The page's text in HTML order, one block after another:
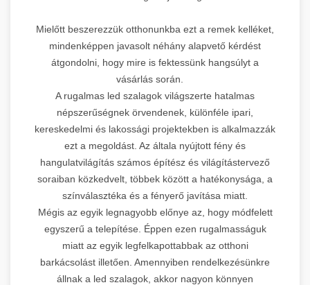
Mielőtt beszerezzük otthonunkba ezt a remek kelléket,
mindenképpen javasolt néhány alapvető kérdést
átgondolni, hogy mire is fektessünk hangsúlyt a
vásárlás során.
A rugalmas led szalagok világszerte hatalmas
népszerűségnek örvendenek, különféle ipari,
kereskedelmi és lakossági projektekben is alkalmazzák
ezt a megoldást. Az általa nyújtott fény és
hangulatvilágítás számos építész és világítástervező
soraiban közkedvelt, többek között a hatékonysága, a
színválasztéka és a fényerő javítása miatt.
Mégis az egyik legnagyobb előnye az, hogy módfelett
egyszerű a telepítése. Éppen ezen rugalmasságuk
miatt az egyik legfelkapottabbak az otthoni
barkácsolást illetően. Amennyiben rendelkezésünkre
állnak a led szalagok, akkor nagyon könnyen